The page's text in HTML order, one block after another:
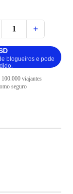
1 +
blogueiros e pode
viajantes
seguro